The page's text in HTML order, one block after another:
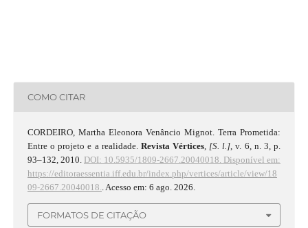
COMO CITAR
CORDEIRO, Martha Eleonora Venâncio Mignot. Terra Prometida:
Entre o projeto e a realidade. Revista Vértices [S. l.] , v. 6, n. 3, p.
93–132, 2010. DOI: 10.5935/1809-2667.20040018. Disponível em:
https://editoraessentia.iff.edu.br/index.php/vertices/article/view/18
09-2667.20040018.
. Acesso em: 6 ago. 2026.
FORMATOS DE CITAÇÃO